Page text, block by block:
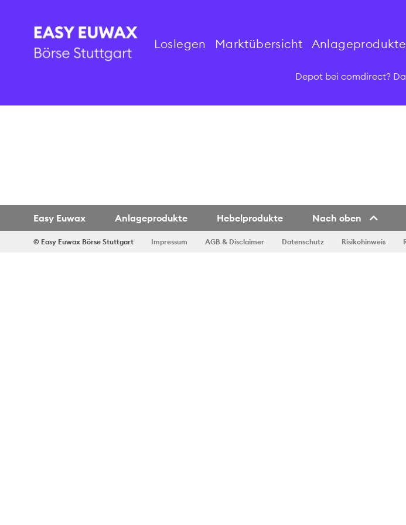
Loslegen Marktübersicht Anlageprodukte
Depot bei comdirect?
Easy Euwax Anlageprodukte Hebelprodukte Nach oben
© Easy Euwax Börse Stuttgart Impressum AGB & Disclaimer Datenschutz Risikohinweis